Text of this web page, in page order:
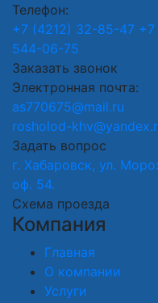
Телефон:
+7 (4212) 32-85-47
544-06-75
Заказать звонок
Электронная почта:
as770675@mail.ru
rosholod-
Задать вопрос
г. Хабаровск, ул.
оф. 54.
Схема проезда
Компания
Главная
О компании
Услуги